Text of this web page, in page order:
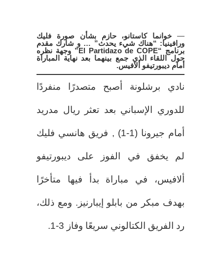
— خوانما كاستانو، حازم بشأن صورة فليك
ورافينيا: “هناك شيء يحدث” … و شارك مقدم
برنامج “El Partidazo de COPE” وجهة نظره
حول اللقاء الذي جمع بينهما بعد نهاية المباراة
أمام ديبورتيفو ألافيس.
نادي برشلونة أصبح متصدرًا منفردًا
للدوري الإسباني بعد تعثر ريال مدريد
أمام جيرونا (1-1) , فريق هانسي فليك
لم يخفق في الفوز على ديبورتيفو
ألافيس، في مباراة بدأ فيها متأخرًا
بهدف مبكر من بابلو إيبارنيز. ومع ذلك،
رد الفريق الكتالوني سريعًا وفاز 3-1.